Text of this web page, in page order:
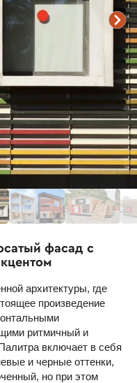
фасад с
архитектуры, где
произведение
ритмичный и
включает в себя
и черные оттенки,
но при этом